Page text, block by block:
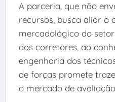
A parceria, que não
recursos, busca aliar o
mercadológico do
dos corretores, ao
engenharia dos
de forças promete
o mercado de